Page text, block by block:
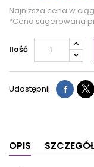
Najniższa cena w
*Cena sugerowana
Ilość
Udostępnij
OPIS